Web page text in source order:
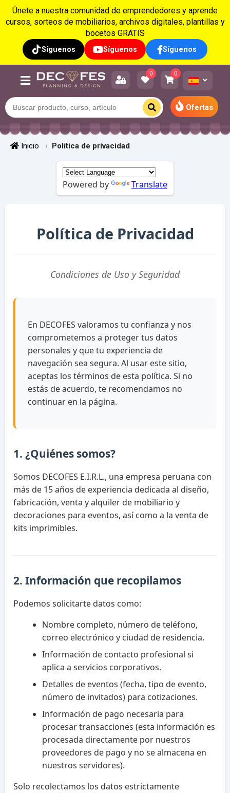
Únete a nuestra comunidad de emprendedores y aprende
cursos, sorteos de mobiliarios, archivos digitales, plantillas y
bocetos GRATIS
Síguenos Síguenos Síguenos
0 0
Ofertas
Inicio Política de privacidad
Powered by Translate
Política de Privacidad
Condiciones de Uso y Seguridad
En DECOFES valoramos tu confianza y nos
comprometemos a proteger tus datos
personales y que tu experiencia de
navegación sea segura. Al usar este sitio,
aceptas los términos de esta política. Si no
estás de acuerdo, te recomendamos no
continuar en la página.
1. ¿Quiénes somos?
Somos DECOFES E.I.R.L., una empresa peruana con
más de 15 años de experiencia dedicada al diseño,
fabricación, venta y alquiler de mobiliario y
decoraciones para eventos, así como a la venta de
kits imprimibles.
2. Información que recopilamos
Podemos solicitarte datos como:
Nombre completo, número de teléfono,
correo electrónico y ciudad de residencia.
Información de contacto profesional si
aplica a servicios corporativos.
Detalles de eventos (fecha, tipo de evento,
número de invitados) para cotizaciones.
Información de pago necesaria para
procesar transacciones (esta información es
procesada directamente por nuestros
proveedores de pago y no se almacena en
nuestros servidores).
Solo recolectamos los datos estrictamente